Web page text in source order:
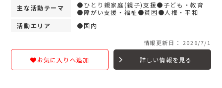
主な活動テーマ
●ひとり親家庭(親子)支援●子ども・教育
●障がい支援・福祉●貧困●人権・平和
活動エリア
●国内
情報更新日： 2026/7/1
お気に入りへ追加 詳しい情報を見る